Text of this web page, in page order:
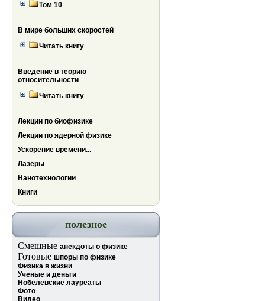
Том 10
В мире больших скоростей
Читать книгу
Введение в теорию
относительности
Читать книгу
Лекции по биофизике
Лекции по ядерной физике
Ускорение времени...
Лазеры
Нанотехнологии
Книги
полезное
Смешные анекдоты о физике
Готовые шпоры по физике
Физика в жизни
Ученые и деньги
Нобелевские лауреаты
Фото
Видео